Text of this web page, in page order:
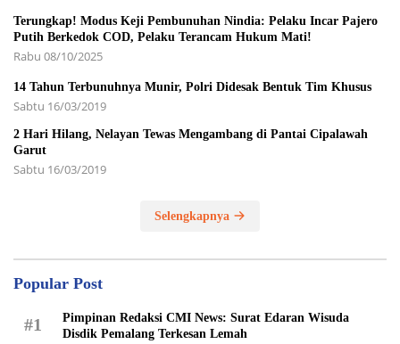
Terungkap! Modus Keji Pembunuhan Nindia: Pelaku Incar Pajero
Putih Berkedok COD, Pelaku Terancam Hukum Mati!
Rabu 08/10/2025
14 Tahun Terbunuhnya Munir, Polri Didesak Bentuk Tim Khusus
Sabtu 16/03/2019
2 Hari Hilang, Nelayan Tewas Mengambang di Pantai Cipalawah
Garut
Sabtu 16/03/2019
Selengkapnya
Popular Post
#1
Pimpinan Redaksi CMI News: Surat Edaran Wisuda
Disdik Pemalang Terkesan Lemah